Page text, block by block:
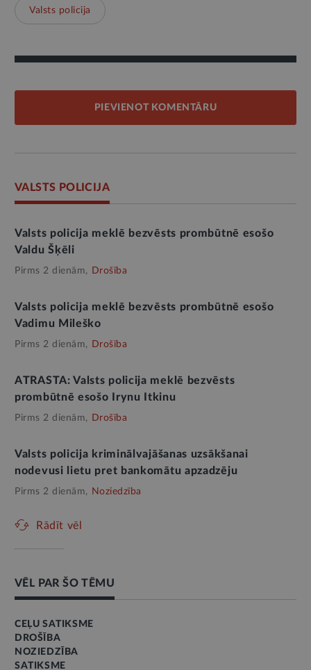
Valsts policija
PIEVIENOT KOMENTĀRU
VALSTS POLICIJA
Valsts policija meklē bezvēsts prombūtnē esošo
Valdu Šķēli
Pirms 2 dienām, Drošība
Valsts policija meklē bezvēsts prombūtnē esošo
Vadimu Mileško
Pirms 2 dienām, Drošība
ATRASTA: Valsts policija meklē bezvēsts
prombūtnē esošo Irynu Itkinu
Pirms 2 dienām, Drošība
Valsts policija kriminālvajāšanas uzsākšanai
nodevusi lietu pret bankomātu apzadzēju
Pirms 2 dienām, Noziedzība
Rādīt vēl
VĒL PAR ŠO TĒMU
CEĻU SATIKSME
DROŠĪBA
NOZIEDZĪBA
SATIKSME